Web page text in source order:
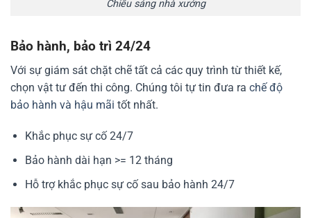
Chiếu sáng nhà xưởng
Bảo hành, bảo trì 24/24
Với sự giám sát chặt chẽ tất cả các quy trình từ thiết kế,
chọn vật tư đến thi công. Chúng tôi tự tin đưa ra chế độ
bảo hành và hậu mãi tốt nhất.
Khắc phục sự cố 24/7
Bảo hành dài hạn >= 12 tháng
Hỗ trợ khắc phục sự cố sau bảo hành 24/7